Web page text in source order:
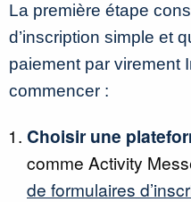
La première étape
d’inscription simple et
paiement par virement
commencer :
Choisir une
comme Activity
de formulaires